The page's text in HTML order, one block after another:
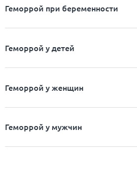
Геморрой при беременности
Геморрой у детей
Геморрой у женщин
Геморрой у мужчин